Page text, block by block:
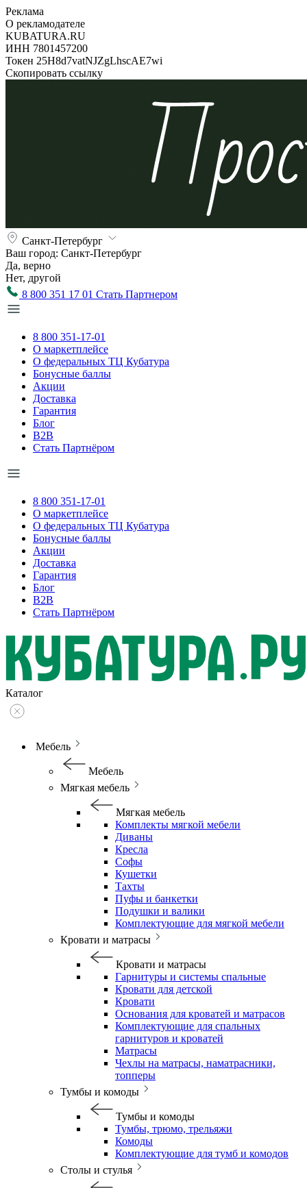
Реклама
О рекламодателе
KUBATURA.RU
ИНН 7801457200
Токен 25H8d7vatNJZgLhscAE7wi
Скопировать ссылку
Санкт-Петербург
Ваш город: Санкт-Петербург
Да, верно
Нет, другой
8 800 351 17 01 Стать Партнером
8 800 351-17-01
О маркетплейсе
О федеральных ТЦ Кубатура
Бонусные баллы
Акции
Доставка
Гарантия
Блог
B2B
Стать Партнёром
8 800 351-17-01
О маркетплейсе
О федеральных ТЦ Кубатура
Бонусные баллы
Акции
Доставка
Гарантия
Блог
B2B
Стать Партнёром
Каталог
Мебель
Мебель
Мягкая мебель
Мягкая мебель
Комплекты мягкой мебели
Диваны
Кресла
Софы
Кушетки
Тахты
Пуфы и банкетки
Подушки и валики
Комплектующие для мягкой мебели
Кровати и матрасы
Кровати и матрасы
Гарнитуры и системы спальные
Кровати для детской
Кровати
Основания для кроватей и матрасов
Комплектующие для спальных
гарнитуров и кроватей
Матрасы
Чехлы на матрасы, наматрасники,
топперы
Тумбы и комоды
Тумбы и комоды
Тумбы, трюмо, трельяжи
Комоды
Комплектующие для тумб и комодов
Столы и стулья